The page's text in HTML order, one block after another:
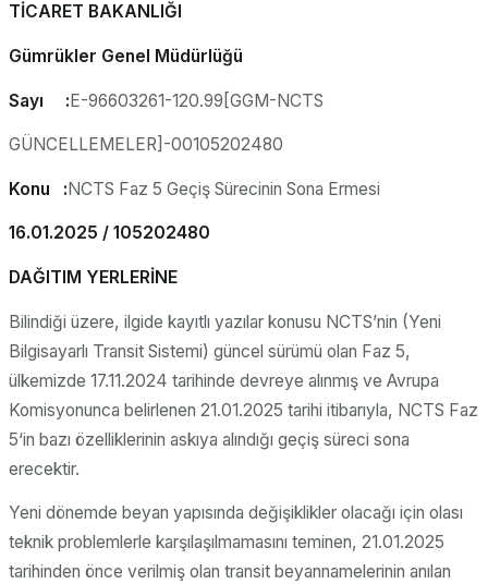
TİCARET BAKANLIĞI
Gümrükler Genel Müdürlüğü
Sayı :E-96603261-120.99[GGM-NCTS
GÜNCELLEMELER]-
Konu :NCTS Faz 5 Geçiş Sürecinin Sona Ermesi
16.01.2025 / 105202480
DAĞITIM YERLERİNE
Bilindiği üzere, ilgide kayıtlı yazılar konusu NCTS’nin (Yeni
Bilgisayarlı Transit Sistemi) güncel sürümü olan Faz 5,
ülkemizde 17.11.2024 tarihinde devreye alınmış ve Avrupa
Komisyonunca belirlenen 21.01.2025 tarihi itibarıyla, NCTS Faz
5‘in bazı özelliklerinin askıya alındığı geçiş süreci sona
erecektir.
Yeni dönemde beyan yapısında değişiklikler olacağı için olası
teknik problemlerle karşılaşılmamasını teminen, 21.01.2025
tarihinden önce verilmiş olan transit beyannamelerinin anılan